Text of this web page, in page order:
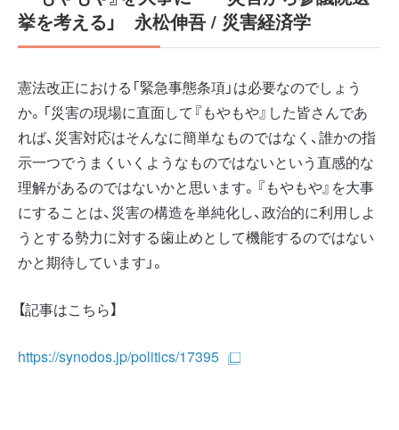
挙を考える」 永松伸吾 / 災害経済学
憲法改正における「緊急事態条項」は必要なのでしょう
か。「災害の現場に直面して『もやもや』した皆さんであ
れば、災害対応はそんなに簡単なものではなく、誰かの指
示一つでうまくいくようなものではないという直感的な
理解があるのではないかと思います。『もやもや』を大事
にすることは、災害の構造を単純化し、政治的に利用しよ
うとする勢力に対する歯止めとして機能するのではない
かと期待しています」。
【記事はこちら】
https://synodos.jp/politics/17395